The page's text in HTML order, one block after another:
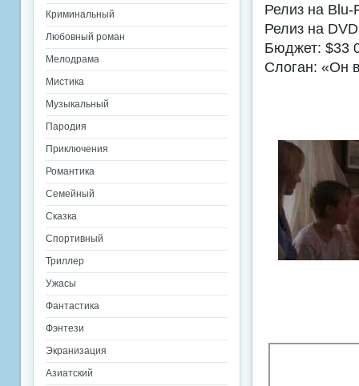
Релиз на
Релиз на
Бюджет: $33
Слоган: «Он
Криминальный
Любовный роман
Мелодрама
Мистика
Музыкальный
Пародия
Приключения
Романтика
Семейный
Сказка
Спортивный
Триллер
Ужасы
Фантастика
Фэнтези
Экранизация
Азиатский